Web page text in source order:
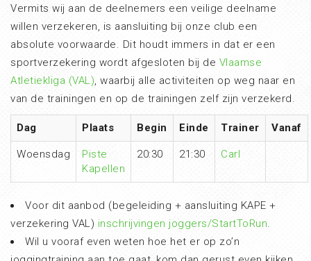
Vermits wij aan de deelnemers een veilige deelname
willen verzekeren, is aansluiting bij onze club een
absolute voorwaarde. Dit houdt immers in dat er een
sportverzekering wordt afgesloten bij de Vlaamse
Atletiekliga (VAL), waarbij alle activiteiten op weg naar en
van de trainingen en op de trainingen zelf zijn verzekerd.
Dag Plaats Begin Einde Trainer Vanaf
Woensdag
Piste
Kapellen
20:30 21:30 Carl
Voor dit aanbod (begeleiding + aansluiting KAPE +
verzekering VAL) inschrijvingen joggers/StartToRun.
Wil u vooraf even weten hoe het er op zo’n